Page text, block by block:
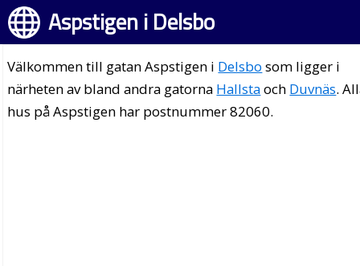
Aspstigen i Delsbo
Välkommen till gatan Aspstigen i Delsbo som ligger i
närheten av bland andra gatorna Hallstaoch Duvnäs.
hus på Aspstigen har postnummer 82060.